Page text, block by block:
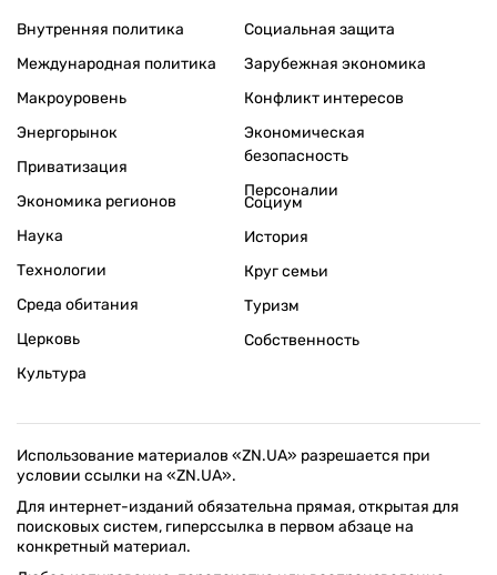
Внутренняя политика
Международная политика
Макроуровень
Энергорынок
Приватизация
Экономика регионов
Социальная защита
Зарубежная экономика
Конфликт интересов
Экономическая
безопасность
Персоналии
Наука
Технологии
Среда обитания
Церковь
Культура
Социум
История
Круг семьи
Туризм
Собственность
Использование материалов «ZN.UA» разрешается при
условии ссылки на «ZN.UA».
Для интернет-изданий обязательна прямая, открытая для
поисковых систем, гиперссылка в первом абзаце на
конкретный материал.